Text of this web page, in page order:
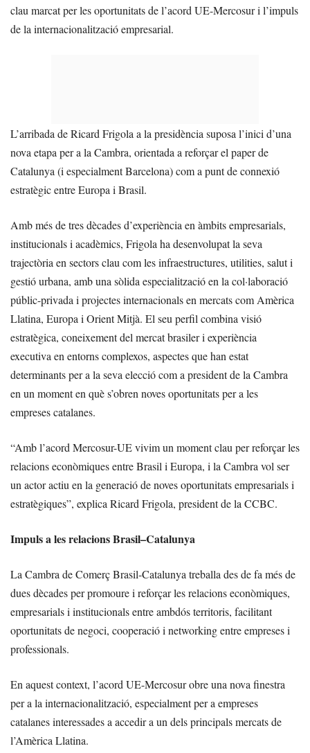
clau marcat per les oportunitats de l’acord UE-Mercosur i l’impuls
de la internacionalització empresarial.
L’arribada de Ricard Frigola a la presidència suposa l’inici d’una
nova etapa per a la Cambra, orientada a reforçar el paper de
Catalunya (i especialment Barcelona) com a punt de connexió
estratègic entre Europa i Brasil.
Amb més de tres dècades d’experiència en àmbits empresarials,
institucionals i acadèmics, Frigola ha desenvolupat la seva
trajectòria en sectors clau com les infraestructures, utilities, salut i
gestió urbana, amb una sòlida especialització en la col·laboració
públic-privada i projectes internacionals en mercats com Amèrica
Llatina, Europa i Orient Mitjà. El seu perfil combina visió
estratègica, coneixement del mercat brasiler i experiència
executiva en entorns complexos, aspectes que han estat
determinants per a la seva elecció com a president de la Cambra
en un moment en què s’obren noves oportunitats per a les
empreses catalanes.
“Amb l’acord Mercosur-UE vivim un moment clau per reforçar les
relacions econòmiques entre Brasil i Europa, i la Cambra vol ser
un actor actiu en la generació de noves oportunitats empresarials i
estratègiques”, explica Ricard Frigola, president de la CCBC.
Impuls a les relacions Brasil–Catalunya
La Cambra de Comerç Brasil-Catalunya treballa des de fa més de
dues dècades per promoure i reforçar les relacions econòmiques,
empresarials i institucionals entre ambdós territoris, facilitant
oportunitats de negoci, cooperació i networking entre empreses i
professionals.
En aquest context, l’acord UE-Mercosur obre una nova finestra
per a la internacionalització, especialment per a empreses
catalanes interessades a accedir a un dels principals mercats de
l’Amèrica Llatina.